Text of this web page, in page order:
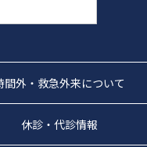
間外・救急外来について
休診・代診情報